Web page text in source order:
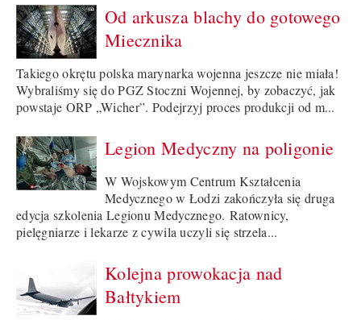
Od arkusza blachy do gotowego
Miecznika
Takiego okrętu polska marynarka wojenna jeszcze nie miała!
Wybraliśmy się do PGZ Stoczni Wojennej, by zobaczyć, jak
powstaje ORP „Wicher”. Podejrzyj proces produkcji od m...
Legion Medyczny na poligonie
W Wojskowym Centrum Kształcenia
Medycznego w Łodzi zakończyła się druga
edycja szkolenia Legionu Medycznego. Ratownicy,
pielęgniarze i lekarze z cywila uczyli się strzela...
Kolejna prowokacja nad
Bałtykiem